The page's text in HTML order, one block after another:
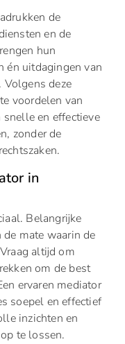
de
en de
hun
én uitdagingen van
deze
voordelen van
en effectieve
zonder de
in
Belangrijke
de mate waarin de
altijd om
om de best
ervaren mediator
soepel en effectief
inzichten en
te lossen.